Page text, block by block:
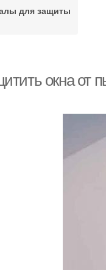
для защиты
окна от